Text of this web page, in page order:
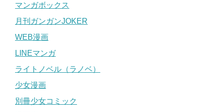
マンガボックス
月刊ガンガンJOKER
WEB漫画
LINEマンガ
ライトノベル（ラノベ）
少女漫画
別冊少女コミック